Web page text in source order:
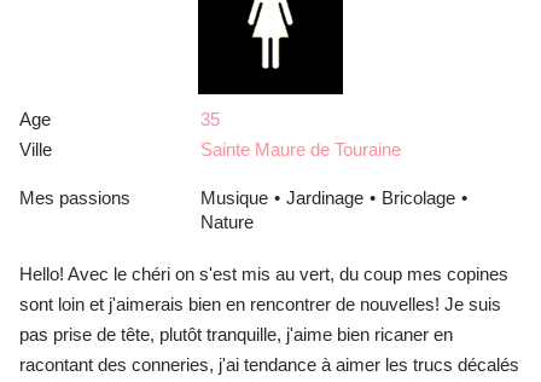
Age
35
Ville
Sainte Maure de Touraine
Mes passions Musique Jardinage
Bricolage
Nature
Hello! Avec le chéri on s'est mis au vert, du coup mes copines
sont loin et j'aimerais bien en rencontrer de nouvelles! Je suis
pas prise de tête, plutôt tranquille, j'aime bien ricaner en
racontant des conneries, j'ai tendance à aimer les trucs décalés